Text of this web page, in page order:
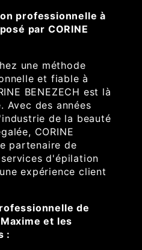
professionnelle à
par CORINE
une méthode
et fiable à
BENEZECH est là
Avec des années
de la beauté
CORINE
partenaire de
d'épilation
expérience client
de
et les
: